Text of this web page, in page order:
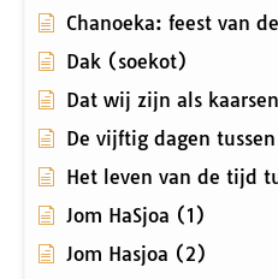
Chanoeka: feest van
Dak (soekot)
Dat wij zijn als
De vijftig dagen
Het leven van de tijd
Jom HaSjoa (1)
Jom Hasjoa (2)